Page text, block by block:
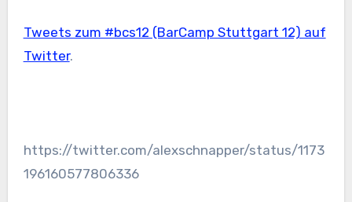
Tweets zum #bcs12 (BarCamp Stuttgart 12) auf
Twitter.
https://twitter.com/alexschnapper/status/1173
196160577806336